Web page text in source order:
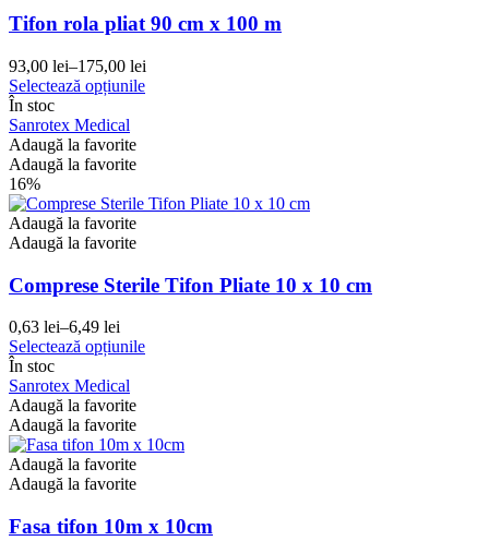
Tifon rola pliat 90 cm x 100 m
93,00 lei–175,00 lei
Interval
de
prețuri:
93,00 lei
până
la
175,00 lei
Selectează opțiunileAcest
Opțiunile
în
pagina
În stoc
Sanrotex Medical
Adaugă la favorite
Adaugă la favorite
16%
Adaugă la favorite
Adaugă la favorite
Comprese Sterile Tifon Pliate 10 x 10 cm
0,63 lei–6,49 lei
Interval
de
prețuri:
0,63 lei
până
la
6,49 lei
Selectează opțiunileAcest
variații.
alese
în
În stoc
Sanrotex Medical
Adaugă la favorite
Adaugă la favorite
Adaugă la favorite
Adaugă la favorite
Fasa tifon 10m x 10cm